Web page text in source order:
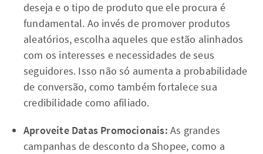
deseja e o tipo de produto que ele procura é
fundamental. Ao invés de promover produtos
aleatórios, escolha aqueles que estão alinhados
com os interesses e necessidades de seus
seguidores. Isso não só aumenta a probabilidade
de conversão, como também fortalece sua
credibilidade como afiliado.
Aproveite Datas Promocionais: As grandes
campanhas de desconto da Shopee, como a